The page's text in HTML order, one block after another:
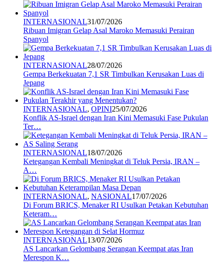
INTERNASIONAL31/07/2026
Ribuan Imigran Gelap Asal Maroko Memasuki Perairan
Spanyol
INTERNASIONAL28/07/2026
Gempa Berkekuatan 7,1 SR Timbulkan Kerusakan Luas di
Jepang
INTERNASIONAL, OPINI25/07/2026
Konflik AS-Israel dengan Iran Kini Memasuki Fase Pukulan
Ter…
INTERNASIONAL18/07/2026
Ketegangan Kembali Meningkat di Teluk Persia, IRAN –
A…
INTERNASIONAL, NASIONAL17/07/2026
Di Forum BRICS, Menaker RI Usulkan Petakan Kebutuhan
Keteram…
INTERNASIONAL13/07/2026
AS Lancarkan Gelombang Serangan Keempat atas Iran
Merespon K…